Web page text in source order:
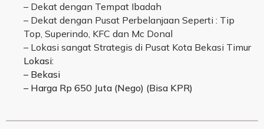
– Dekat dengan Tempat Ibadah
– Dekat dengan Pusat Perbelanjaan Seperti : Tip
Top, Superindo, KFC dan Mc Donal
– Lokasi sangat Strategis di Pusat Kota Bekasi Timur
Lokasi:
– Bekasi
– Harga Rp 650 Juta (Nego) (Bisa KPR)